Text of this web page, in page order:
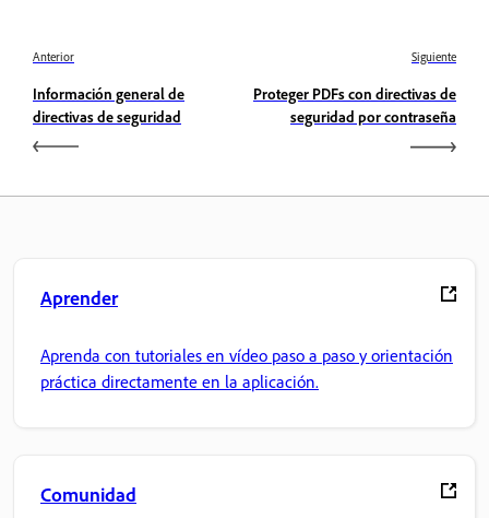
Anterior
Información general de
directivas de seguridad
Siguiente
Proteger PDFs con directivas de
seguridad por contraseña
Aprender
Aprenda con tutoriales en vídeo paso a paso y orientación
práctica directamente en la aplicación.
Comunidad